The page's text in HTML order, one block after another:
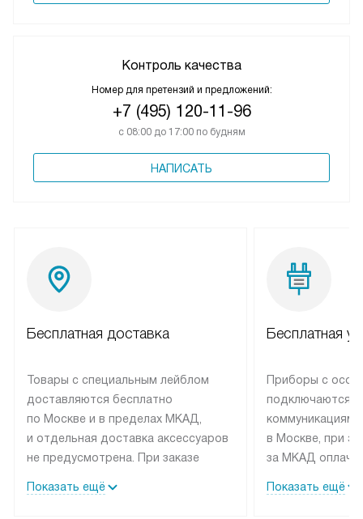
Контроль качества
Номер для претензий и предложений:
+7 (495) 120-11-96
с 08:00 до 17:00 по будням
НАПИСАТЬ
Бесплатная доставка
Товары с специальным лейблом
доставляются бесплатно
по Москве и в пределах МКАД,
и отдельная доставка аксессуаров
не предусмотрена. При заказе
рекомендуем обсудить
Показать ещё
Бесплатная
Приборы с
подключаются к
коммуникациям
в Москве, при
за МКАД
партнера
Показать ещё